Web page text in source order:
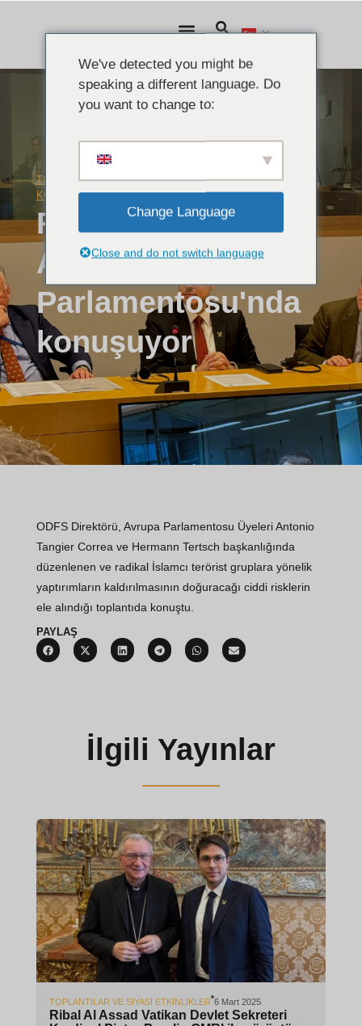
TOPLANTILAR VE SIYASI ETKINLIKLER,
KONUŞMALAR,VIDEOLAR
Ocak 27,
2025
Ribal Al-Assad
Avrupa
Parlamentosu'nda
konuşuyor
ODFS Direktörü, Avrupa Parlamentosu Üyeleri Antonio
Tangier Correa ve Hermann Tertsch başkanlığında
düzenlenen ve radikal İslamcı terörist gruplara yönelik
yaptırımların kaldırılmasının doğuracağı ciddi risklerin
ele alındığı toplantıda konuştu.
PAYLAŞ
İlgili Yayınlar
TOPLANTILAR VE SIYASI ETKINLIKLER 6 Mart 2025
Ribal Al Assad Vatikan Devlet Sekreteri
We've detected you might be
speaking a different language. Do
you want to change to:
Change Language
Close and do not switch language